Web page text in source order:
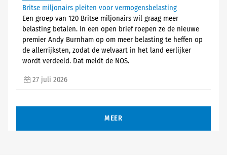
Britse miljonairs pleiten voor vermogensbelasting
Een groep van 120 Britse miljonairs wil graag meer
belasting betalen. In een open brief roepen ze de nieuwe
premier Andy Burnham op om meer belasting te heffen op
de allerrijksten, zodat de welvaart in het land eerlijker
wordt verdeeld. Dat meldt de NOS.
27 juli 2026
MEER